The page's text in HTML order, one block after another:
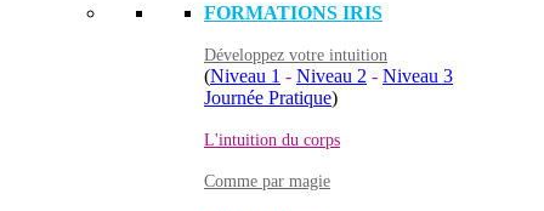
FORMATIONS IRIS
Développez votre intuition
(Niveau 1 - Niveau 2 - Niveau 3
Journée Pratique)
L'intuition du corps
Comme par magie